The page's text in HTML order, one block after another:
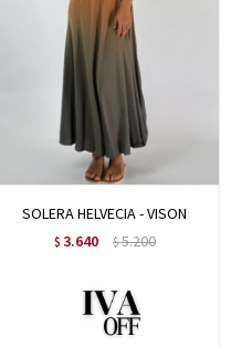
SOLERA HELVECIA - VISON
$ 3.640 $5.200